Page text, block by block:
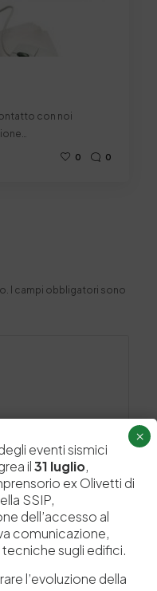
con noi
0 0
I campi obbligatori sono
questo browser per la
eventi sismici
il31 luglio,
ex Olivetti di
SSIP,
dell’accesso al
comunicazione,
sugli edifici.
l’evoluzione della
×